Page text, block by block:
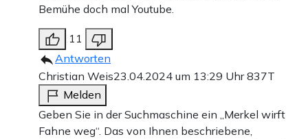
Bemühe doch mal Youtube.
11
Antworten
Christian Weis23.04.2024 um 13:29 Uhr837T
Melden
Geben Sie in der Suchmaschine ein „Merkel wirft
Fahne weg“. Das von Ihnen beschriebene,